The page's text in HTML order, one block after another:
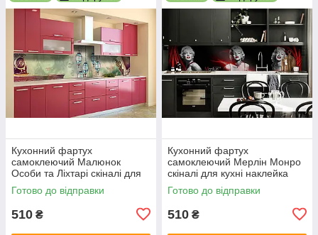
Кухонний фартух
самоклеючий Малюнок
Особи та Ліхтарі скіналі для
кухні наклейка ПВХ люди
зелений 600х2000 мм
Готово до відправки
510 ₴
Кухонний фартух
самоклеючий Мерлін Монро
скіналі для кухні наклейка
ПВХ дівчина люди чорний
600х2000 мм
Готово до відправки
510 ₴